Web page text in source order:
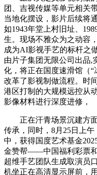
团、吉视传媒等单元相关
当地化摆设，影片后续将
如1943年堂上村旧址、
生。现场不雅众为之动容
成为AI影视手艺的标杆之
由片子集团无限公司出品,
化，将正在国度速滑馆（
改革了影视制做流程。时
港区打制的大规模远控从
影像材料进行深度进修，
正在汗青场景沉建方面
传承，同时，8月25日上
中，获得国度艺术基金
金赞帮——中国福利彩票
超维手艺团队生成取演员
机坐正在高清显示屏前，